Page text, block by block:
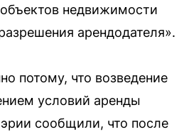
недвижимости
арендодателя».
потому, что возведение
условий аренды
сообщили, что после